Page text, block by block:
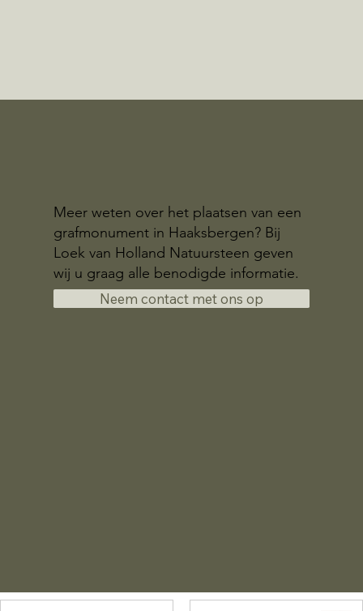
Meer weten over het plaatsen van een
grafmonument in Haaksbergen? Bij
Loek van Holland Natuursteen geven
wij u graag alle benodigde informatie.
Neem contact met ons op